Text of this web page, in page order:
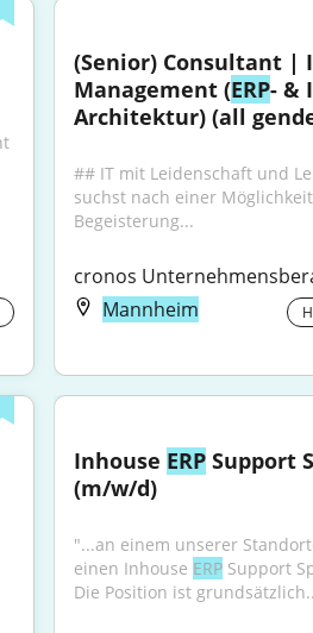
(Senior) Consultant |
Management (ERP- &
Architektur) (all
## IT mit Leidenschaft und
suchst nach einer
Begeisterung...
cronos
Mannheim
Inhouse ERP Support
(m/w/d)
"...an einem unserer
einen Inhouse ERP Support
Die Position ist